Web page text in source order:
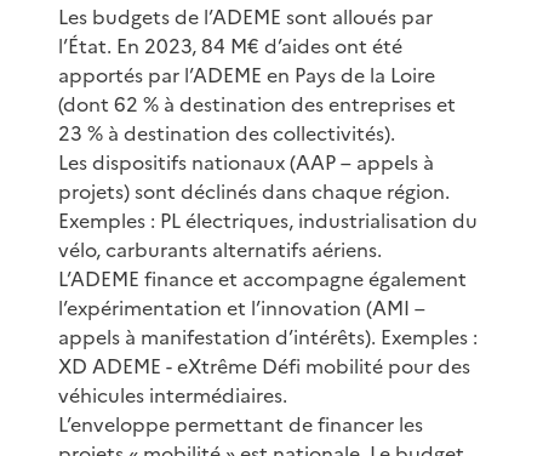
Les budgets de l’ADEME sont alloués par
l’État. En 2023, 84 M€ d’aides ont été
apportés par l’ADEME en Pays de la Loire
(dont 62 % à destination des entreprises et
23 % à destination des collectivités).
Les dispositifs nationaux (AAP – appels à
projets) sont déclinés dans chaque région.
Exemples : PL électriques, industrialisation du
vélo, carburants alternatifs aériens.
L’ADEME finance et accompagne également
l’expérimentation et l’innovation (AMI –
appels à manifestation d’intérêts). Exemples :
XD ADEME - eXtrême Défi mobilité pour des
véhicules intermédiaires.
L’enveloppe permettant de financer les